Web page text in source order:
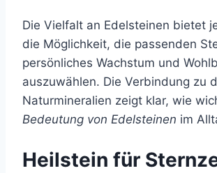
Die Vielfalt an Edelsteinen bietet
die Möglichkeit, die passenden
persönliches Wachstum und
auszuwählen. Die Verbindung zu
Naturmineralien zeigt klar, wie
Bedeutung von Edelsteinen im
Heilstein für